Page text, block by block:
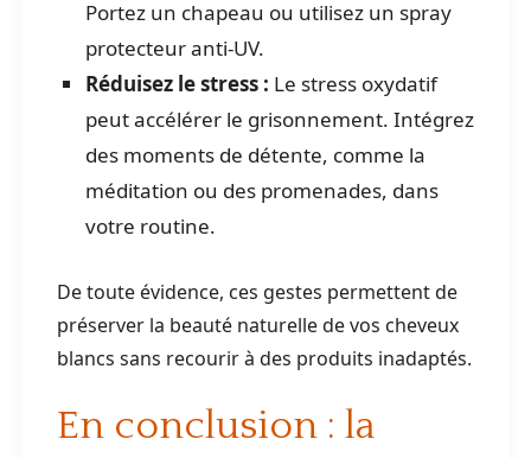
Portez un chapeau ou utilisez un spray
protecteur anti-UV.
Réduisez le stress : Le stress oxydatif
peut accélérer le grisonnement. Intégrez
des moments de détente, comme la
méditation ou des promenades, dans
votre routine.
De toute évidence, ces gestes permettent de
préserver la beauté naturelle de vos cheveux
blancs sans recourir à des produits inadaptés.
En conclusion : la